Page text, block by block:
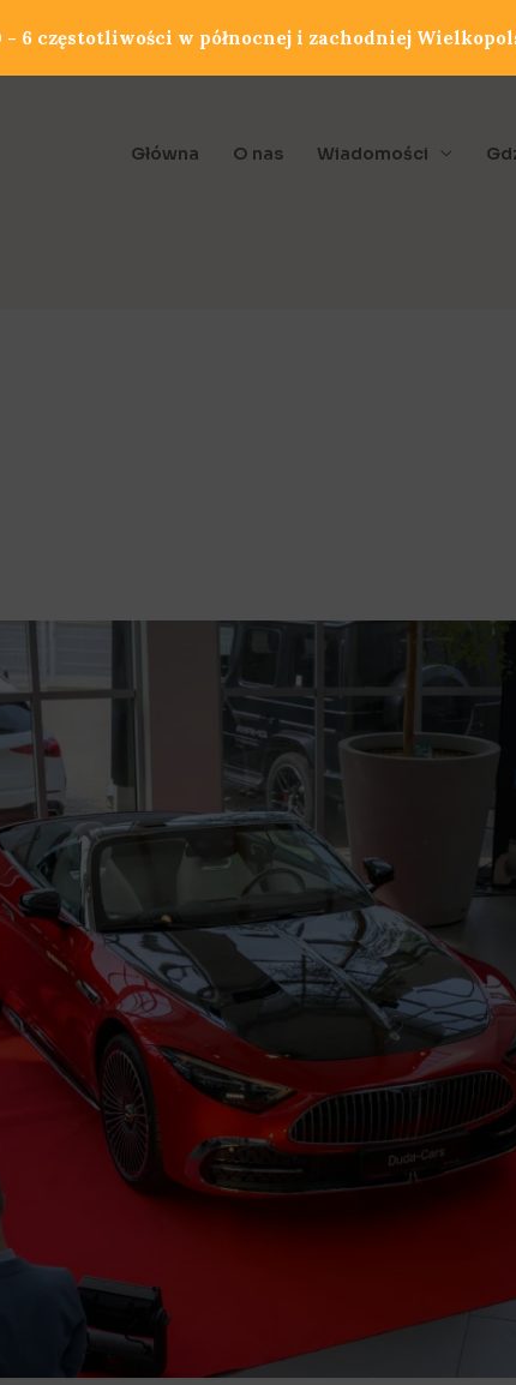
Główna O nas Wiadomości
6 częstotliwości w północnej i zachodniej